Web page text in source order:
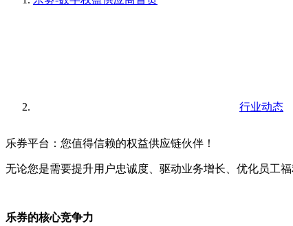
行业动态
乐券平台：您值得信赖的权益供应链伙伴！
无论您是需要提升用户忠诚度、驱动业务增长、优化员工
乐券的核心竞争力